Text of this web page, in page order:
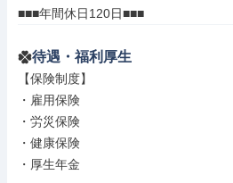
■■■年間休日120日■■■
待遇・福利厚生
【保険制度】
・雇用保険
・労災保険
・健康保険
・厚生年金